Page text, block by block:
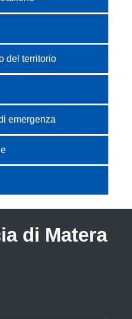
del territorio
emergenza
di Matera